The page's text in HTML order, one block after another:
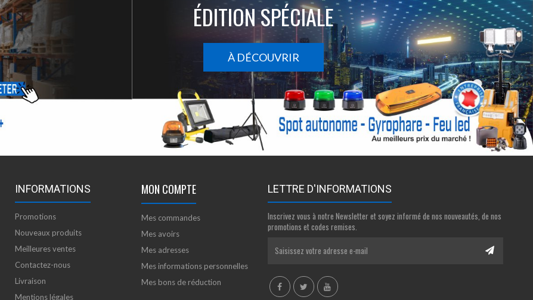
ÉDITION SPÉCIALE
À DÉCOUVRIR
INFORMATIONS
Promotions
Nouveaux produits
Meilleures ventes
Contactez-nous
Livraison
Mentions légales
MON COMPTE
Mes commandes
Mes avoirs
Mes adresses
Mes informations personnelles
Mes bons de réduction
LETTRE D'INFORMATIONS
Inscrivez vous à notre Newsletter et soyez informé de nos nouveautés, de nos
promotions et codes remises.